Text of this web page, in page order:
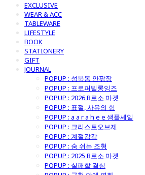
EXCLUSIVE
WEAR & ACC
TABLEWARE
LIFESTYLE
BOOK
STATIONERY
GIFT
JOURNAL
POPUP : 성북동 안팎장
POPUP : 프로퍼빌롱잉즈
POPUP : 2026 B로소 마켓
POPUP : 표절, 사유의 힘
POPUP : a a r a h e e 샘플세일
POPUP : 크리스토오브제
POPUP : 계절감각
POPUP : 숨 쉬는 조형
POPUP : 2025 B로소 마켓
POPUP : 실패할 결심